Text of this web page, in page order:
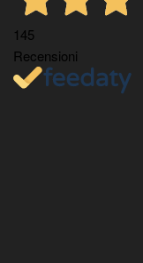
145
Recensioni